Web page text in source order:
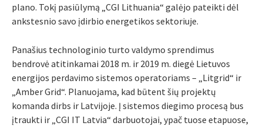
plano. Tokį pasiūlymą „CGI Lithuania“ galėjo pateikti dėl
ankstesnio savo įdirbio energetikos sektoriuje.
Panašius technologinio turto valdymo sprendimus
bendrovė atitinkamai 2018 m. ir 2019 m. diegė Lietuvos
energijos perdavimo sistemos operatoriams – „Litgrid“ ir
„Amber Grid“. Planuojama, kad būtent šių projektų
komanda dirbs ir Latvijoje. Į sistemos diegimo procesą bus
įtraukti ir „CGI IT Latvia“ darbuotojai, ypač tuose etapuose,